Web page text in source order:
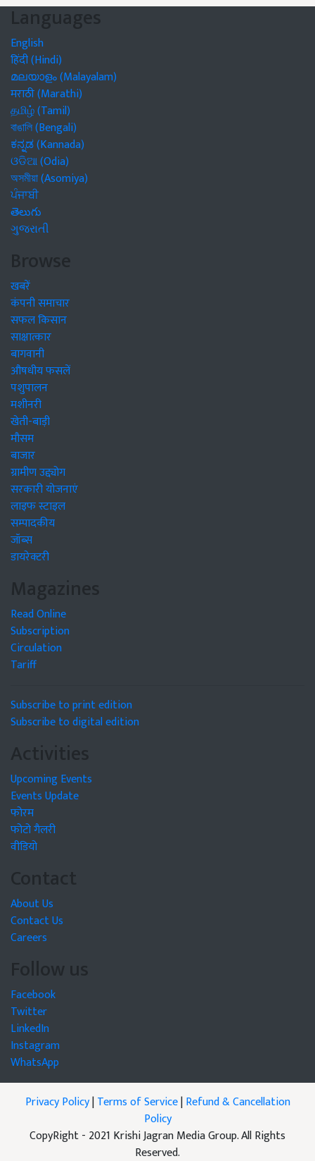
Languages
English
हिंदी (Hindi)
മലയാളം (Malayalam)
मराठी (Marathi)
தமிழ் (Tamil)
বাঙালি (Bengali)
ಕನ್ನಡ (Kannada)
ଓଡିଆ (Odia)
অসমীয়া (Asomiya)
ਪੰਜਾਬੀ
తెలుగు
ગુજરાતી
Browse
खबरें
कंपनी समाचार
सफल किसान
साक्षात्कार
बागवानी
औषधीय फसलें
पशुपालन
मशीनरी
खेती-बाड़ी
मौसम
बाजार
ग्रामीण उद्द्योग
सरकारी योजनाएं
लाइफ स्टाइल
सम्पादकीय
जॉब्स
डायरेक्टरी
Magazines
Read Online
Subscription
Circulation
Tariff
Subscribe to print edition
Subscribe to digital edition
Activities
Upcoming Events
Events Update
फोरम
फोटो गैलरी
वीडियो
Contact
About Us
Contact Us
Careers
Follow us
Facebook
Twitter
LinkedIn
Instagram
WhatsApp
Privacy Policy|Terms of Service|Refund & Cancellation
Policy
CopyRight - 2021 Krishi Jagran Media Group. All Rights
Reserved.